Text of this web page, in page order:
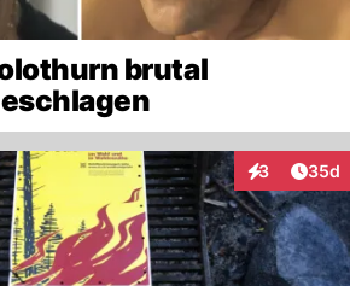
brutal
3
Interaktionen
35d